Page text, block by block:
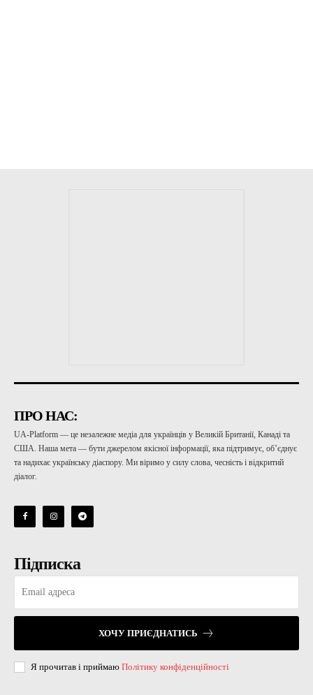
ПРО НАС:
UA-Platform — це незалежне медіа для українців у Великій Британії, Канаді та
США. Наша мета — бути джерелом якісної інформації, яка підтримує, об’єднує
та надихає українську діаспору. Ми віримо у силу слова, чесність і відкритий
діалог.
Підписка
ХОЧУ ПРИЄДНАТИСЬ
Я прочитав і приймаю Політику конфіденційності